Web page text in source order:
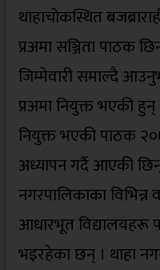
थाहाचोकस्थित
प्रअमा सञ्जिता पाठक
जिम्मेवारी समाल्दै
प्रअमा नियुक्त भएकी
नियुक्त भएकी पाठक
अध्यापन गर्दै आएकी
नगरपालिकाका विभिन्न
आधारभूत विद्यालयहरू
भइरहेका छन् । थाहा